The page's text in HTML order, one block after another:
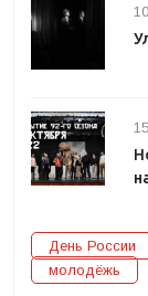
День России
молодёжь